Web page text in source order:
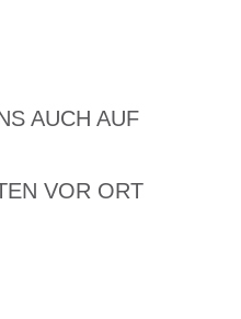
AUCH AUF
VOR ORT